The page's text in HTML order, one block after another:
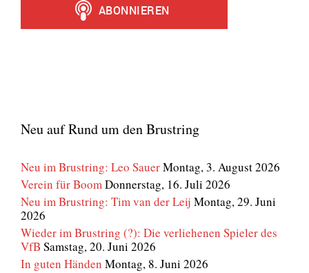
Neu auf Rund um den Brustring
Neu im Brustring: Leo SauerMontag, 3. August 2026
Verein für BoomDonnerstag, 16. Juli 2026
Neu im Brustring: Tim van der Leij Montag, 29. Juni
2026
Wieder im Brustring (?): Die verliehenen Spieler des
VfB Samstag, 20. Juni 2026
In guten Händen Montag, 8. Juni 2026